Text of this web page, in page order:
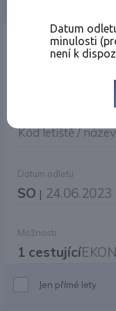
Místo odletu
Kód letiště /
Datum odletu
SO | 24.06.2023
Možnosti
1 cestující
Jen přímé lety
Datum
minulosti
není k